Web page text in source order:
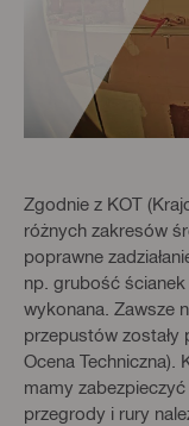
Zgodnie z KOT
różnych zakresów
poprawne
np. grubość
wykonana. Zawsze
przepustów zostały
Ocena Techniczna).
mamy
przegrody i rury